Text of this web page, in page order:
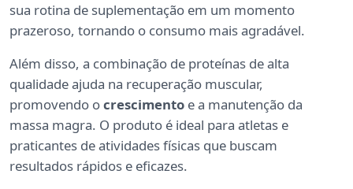
sua rotina de suplementação em um momento
prazeroso, tornando o consumo mais agradável.
Além disso, a combinação de proteínas de alta
qualidade ajuda na recuperação muscular,
promovendo ocrescimento e a manutenção da
massa magra. O produto é ideal para atletas e
praticantes de atividades físicas que buscam
resultados rápidos e eficazes.